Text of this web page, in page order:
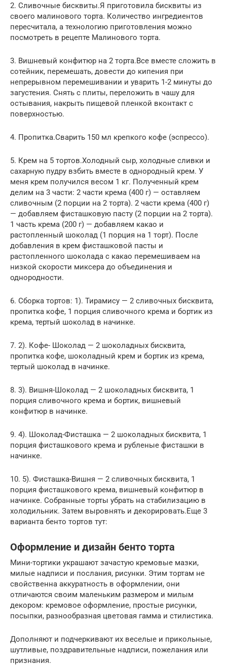
2. Сливочные бисквиты.Я приготовила бисквиты из
своего малинового торта. Количество ингредиентов
пересчитала, а технологию приготовления можно
посмотреть в рецепте Малинового торта.
3. Вишневый конфитюр на 2 торта.Все вместе сложить в
сотейник, перемешать, довести до кипения при
непрерывном перемешивании и уварить 1-2 минуты до
загустения. Снять с плиты, переложить в чашу для
остывания, накрыть пищевой пленкой вконтакт с
поверхностью.
4. Пропитка.Сварить 150 мл крепкого кофе (эспрессо).
5. Крем на 5 тортов.Холодный сыр, холодные сливки и
сахарную пудру взбить вместе в однородный крем. У
меня крем получился весом 1 кг. Полученный крем
делим на 3 части: 2 части крема (400 г) — оставляем
сливочным (2 порции на 2 торта). 2 части крема (400 г)
— добавляем фисташковую пасту (2 порции на 2 торта).
1 часть крема (200 г) — добавляем какао и
растопленный шоколад (1 порция на 1 торт). После
добавления в крем фисташковой пасты и
растопленного шоколада с какао перемешиваем на
низкой скорости миксера до объединения и
однородности.
6. Сборка тортов: 1). Тирамису — 2 сливочных бисквита,
пропитка кофе, 1 порция сливочного крема и бортик из
крема, тертый шоколад в начинке.
7. 2). Кофе- Шоколад — 2 шоколадных бисквита,
пропитка кофе, шоколадный крем и бортик из крема,
тертый шоколад в начинке.
8. 3). Вишня-Шоколад — 2 шоколадных бисквита, 1
порция сливочного крема и бортик, вишневый
конфитюр в начинке.
9. 4). Шоколад-Фисташка — 2 шоколадных бисквита, 1
порция фисташкового крема и рубленые фисташки в
начинке.
10. 5). Фисташка-Вишня — 2 сливочных бисквита, 1
порция фисташкового крема, вишневый конфитюр в
начинке. Собранные торты убрать на стабилизацию в
холодильник. Затем выровнять и декорировать.Еще 3
варианта бенто тортов тут:
Оформление и дизайн бенто торта
Мини-тортики украшают зачастую кремовые мазки,
милые надписи и послания, рисунки. Этим тортам не
свойственна аккуратность в оформлении, они
отличаются своим маленьким размером и милым
декором: кремовое оформление, простые рисунки,
посыпки, разнообразная цветовая гамма и стилистика.
Дополняют и подчеркивают их веселые и прикольные,
шутливые, поздравительные надписи, пожелания или
признания.